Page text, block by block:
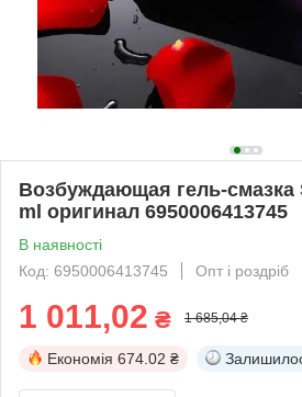
Возбуждающая гель-смазка
ml оригинал 6950006413745
В наявності
Код: 6950006413745
Опт і роздріб
1 011,02 ₴ 1 685,04 ₴
Економія 674.02 ₴